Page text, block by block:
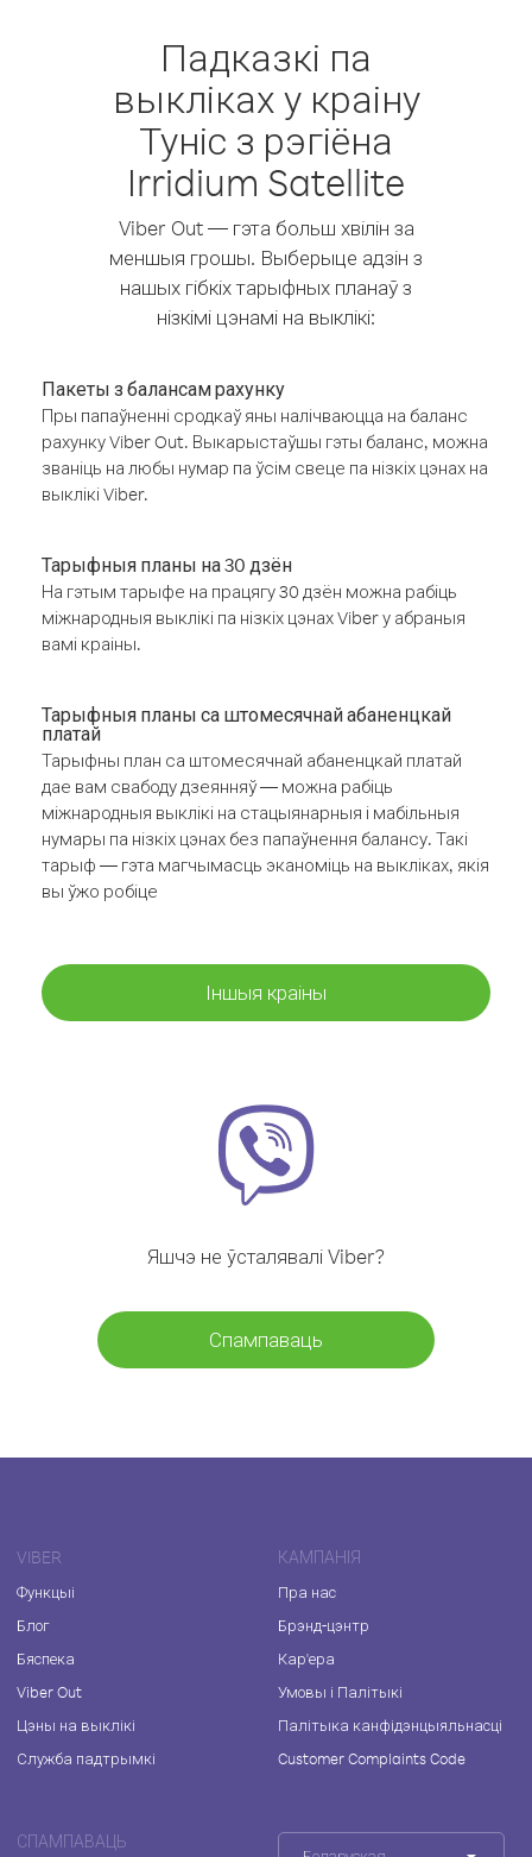
Падказкі па
выкліках у краіну
Туніс з рэгіёна
Irridium Satellite
Viber Out — гэта больш хвілін за
меншыя грошы. Выберыце адзін з
нашых гібкіх тарыфных планаў з
нізкімі цэнамі на выклікі:
Пакеты з балансам рахунку
Пры папаўненні сродкаў яны налічваюцца на баланс
рахунку Viber Out. Выкарыстаўшы гэты баланс, можна
званіць на любы нумар па ўсім свеце па нізкіх цэнах на
выклікі Viber.
Тарыфныя планы на 30 дзён
На гэтым тарыфе на працягу 30 дзён можна рабіць
міжнародныя выклікі па нізкіх цэнах Viber у абраныя
вамі краіны.
Тарыфныя планы са штомесячнай абаненцкай
платай
Тарыфны план са штомесячнай абаненцкай платай
дае вам свабоду дзеянняў — можна рабіць
міжнародныя выклікі на стацыянарныя і мабільныя
нумары па нізкіх цэнах без папаўнення балансу. Такі
тарыф — гэта магчымасць эканоміць на выкліках, якія
вы ўжо робіце
Іншыя краіны
Яшчэ не ўсталявалі Viber?
Спампаваць
VIBER
Функцыі
Блог
Бяспека
Viber Out
Цэны на выклікі
Служба падтрымкі
КАМПАНІЯ
Пра нас
Брэнд-цэнтр
Кар'ера
Умовы і Палітыкі
Палітыка канфідэнцыяльнасці
Customer Complaints Code
СПАМПАВАЦЬ